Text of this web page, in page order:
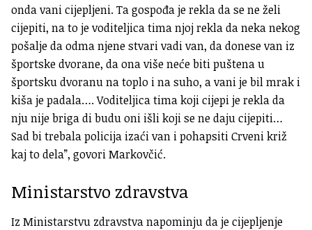
onda vani cijepljeni. Ta gospođa je rekla da se ne želi
cijepiti, na to je voditeljica tima njoj rekla da neka nekog
pošalje da odma njene stvari vadi van, da donese van iz
športske dvorane, da ona više neće biti puštena u
športsku dvoranu na toplo i na suho, a vani je bil mrak i
kiša je padala…. Voditeljica tima koji cijepi je rekla da
nju nije briga di budu oni išli koji se ne daju cijepiti…
Sad bi trebala policija izaći van i pohapsiti Crveni križ
kaj to dela”, govori Markovčić.
Ministarstvo zdravstva
Iz Ministarstvu zdravstva napominju da je cijepljenje